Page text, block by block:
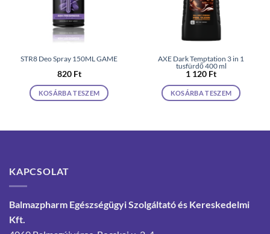
STR8 Deo Spray 150ML GAME
820 Ft
KOSÁRBA TESZEM
AXE Dark Temptation 3 in 1
tusfürdő 400 ml
1 120 Ft
KOSÁRBA TESZEM
KAPCSOLAT
Balmazpharm Egészségügyi Szolgáltató és Kereskedelmi
Kft.